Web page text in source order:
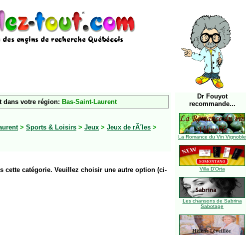
dans votre région: Bas-Saint-Laurent
> Sports & Loisirs > Jeux > Jeux de rÃ´les >
cette catégorie. Veuillez choisir une autre option (ci-
Dr Fouyot
recommande...
La Romance du Vin Vignoble
Villa D'Orta
Les chansons de Sabrina
Sabotage